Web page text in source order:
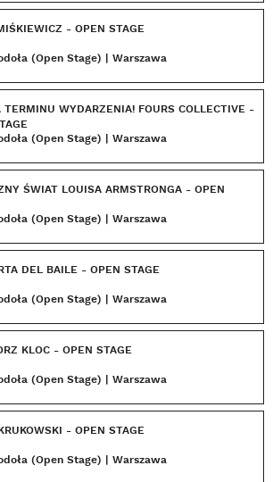
- OPEN STAGE
(Open Stage) | Warszawa
TERMINU WYDARZENIA! FOURS COLLECTIVE -
(Open Stage) | Warszawa
ŚWIAT LOUISA ARMSTRONGA - OPEN
(Open Stage) | Warszawa
DEL BAILE - OPEN STAGE
(Open Stage) | Warszawa
KLOC - OPEN STAGE
(Open Stage) | Warszawa
- OPEN STAGE
(Open Stage) | Warszawa